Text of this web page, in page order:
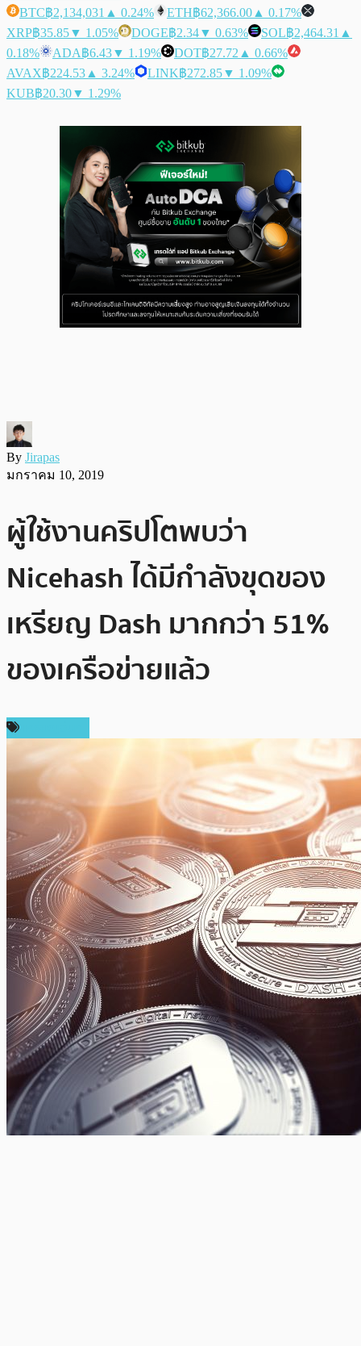
BTC฿2,134,031 ▲ 0.24% ETH฿62,366.00 ▲ 0.17%
XRP฿35.85▼ 1.05% DOGE฿2.34▼ 0.63% SOL฿2,464.31 ▲
0.18%
ADA฿6.43▼ 1.19% DOT฿27.72 ▲ 0.66%
AVAX฿224.53 ▲ 3.24% LINK฿272.85▼ 1.09%
KUB฿20.30▼ 1.29%
By Jirapas
มกราคม 10, 2019
ผู้ใช้งานคริปโตพบว่า
Nicehash ได้มีกำลังขุดของ
เหรียญ Dash มากกว่า 51%
ของเครือข่ายแล้ว